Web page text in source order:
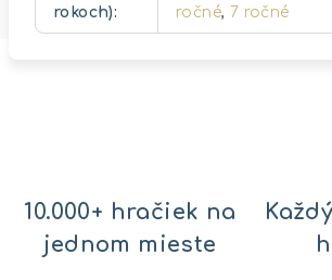
rokoch):
ročné, 7 ročné
10.000+ hračiek na
jednom mieste